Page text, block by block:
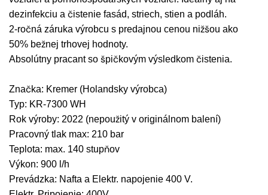
dezinfekciu a čistenie fasád, striech, stien a podláh.
2-ročná záruka výrobcu s predajnou cenou nižšou ako
50% bežnej trhovej hodnoty.
Absolútny pracant so špičkovým výsledkom čistenia.
Značka: Kremer (Holandsky výrobca)
Typ: KR-7300 WH
Rok výroby: 2022 (nepoužitý v originálnom balení)
Pracovný tlak max: 210 bar
Teplota: max. 140 stupňov
Výkon: 900 l/h
Prevádzka: Nafta a Elektr. napojenie 400 V.